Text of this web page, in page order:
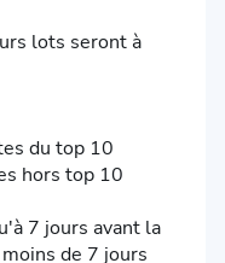
lots seront à
du top 10
hors top 10
7 jours avant la
de 7 jours